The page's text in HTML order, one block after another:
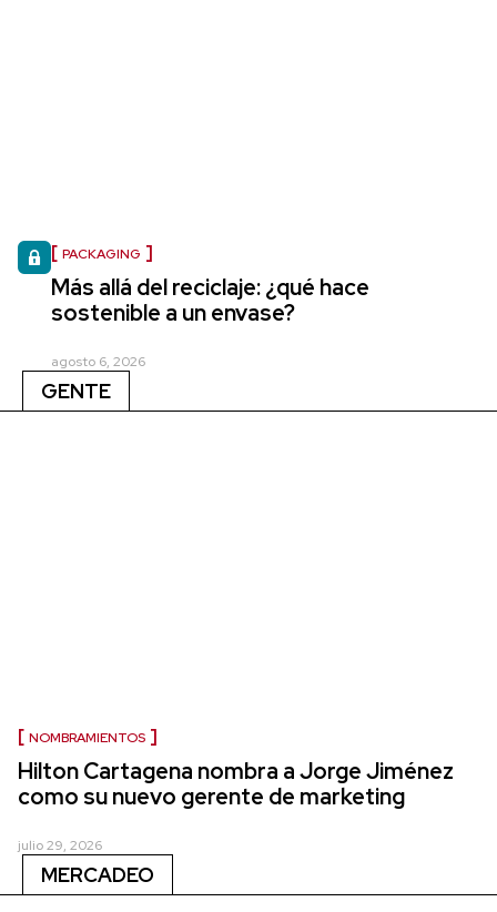
PACKAGING
Más allá del reciclaje: ¿qué hace
sostenible a un envase?
agosto 6, 2026
GENTE
NOMBRAMIENTOS
Hilton Cartagena nombra a Jorge Jiménez
como su nuevo gerente de marketing
julio 29, 2026
MERCADEO